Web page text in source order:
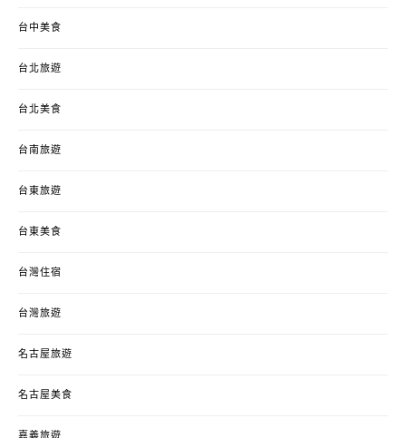
台中美食
台北旅遊
台北美食
台南旅遊
台東旅遊
台東美食
台灣住宿
台灣旅遊
名古屋旅遊
名古屋美食